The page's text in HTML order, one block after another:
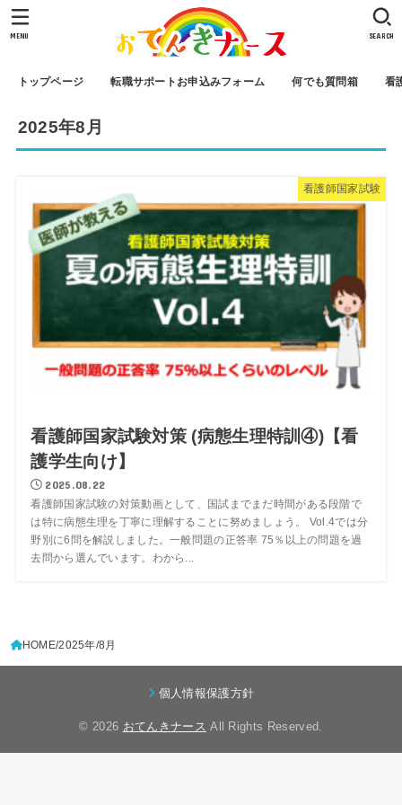
トップページ 転職サポートお申込みフォーム 何でも質問箱 看
SEARCH
MENU
2025年8月
看護師国家試験
看護師国家試験対策 (病態生理特訓④)【看
護学生向け】
2025.08.22
看護師国家試験の対策動画として、国試までまだ時間がある段階で
は特に病態生理を丁寧に理解することに努めましょう。 Vol.4では分
野別に6問を解説しました。一般問題の正答率 75％以上の問題を過
去問から選んでいます。わから...
HOME 2025年 8月
個人情報保護方針
© 2026 おてんきナース All Rights Reserved.